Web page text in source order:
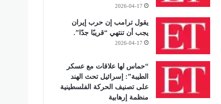
2026-04-17
يقول ترامب إن حرب إيران
يجب أن تنتهي “قريبًا جدًا”.
2026-04-17
“حماس لها علاقات مع عسكر
الطيبة”: إسرائيل تحث الهند
على تصنيف الحركة الفلسطينية
منظمة إرهابية